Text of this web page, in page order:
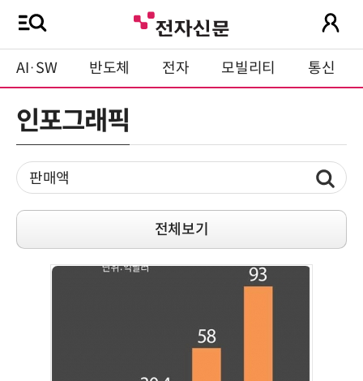
AI·SW 반도체 전자 모빌리티 통신
인포그래픽
전체보기